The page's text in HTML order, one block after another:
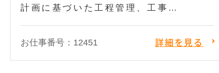
計画に基づいた工程管理、工事…
お仕事番号：12451 詳細を見る